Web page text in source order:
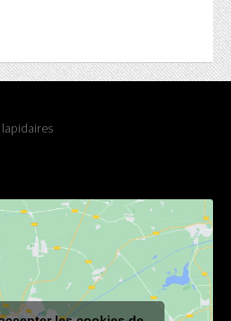
lapidaires